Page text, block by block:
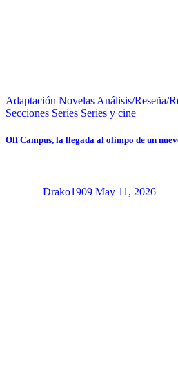
Adaptación Novelas Análisis/Reseña/
Secciones Series Series y cine
Off Campus, la llegada al olimpo de un
Drako1909 May 11, 2026